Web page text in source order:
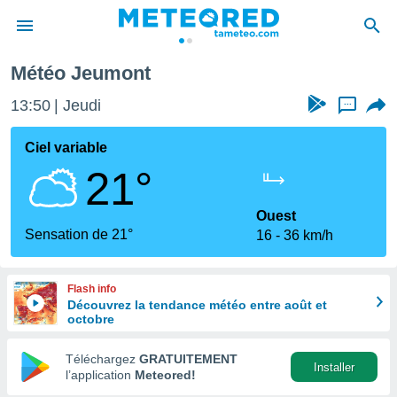
de
en
Météo Jeumont
13:50 Jeudi ...
Ciel variable
21°
Sensation de 21°
Ouest
16
36 km/h
Flash info
Découvrez la tendance météo entre août et
octobre
Téléchargez GRATUITEMENT
l’application Meteored!
Installer